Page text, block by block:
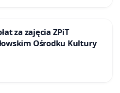
za zajęcia ZPiT
Ośrodku Kultury